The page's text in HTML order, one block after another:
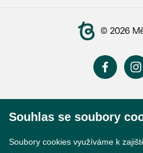
© 2026
Souhlas se soubory
Soubory cookies využíváme k